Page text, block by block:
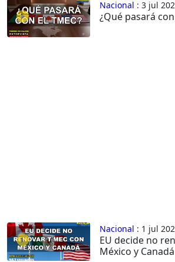
Nacional : 3 jul
¿Qué pasará con
Nacional : 1 jul
EU decide no
México y Canadá